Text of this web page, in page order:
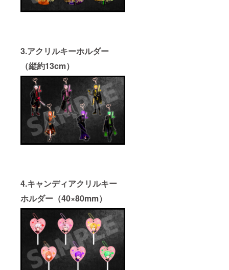
3.アクリルキーホルダー
（縦約13cm）
4.キャンディアクリルキー
ホルダー（40×80mm）